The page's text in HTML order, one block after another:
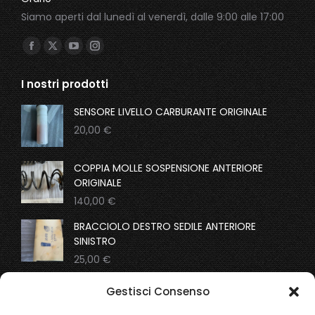
Gestisci Consenso
Siamo aperti dal lunedì al venerdì, dalle 9:00 alle 17:00
Ci puoi trovare su:
Facebook
page
opens
in
new
window
X
page
opens
in
new
window
YouTube
page
opens
in
new
window
Instagram
page
opens
in
new
window
I nostri prodotti
SENSORE LIVELLO CARBURANTE ORIGINALE
20,00€
COPPIA MOLLE SOSPENSIONE ANTERIORE
ORIGINALE
140,00€
BRACCIOLO DESTRO SEDILE ANTERIORE
SINISTRO
25,00€
COPPIA MOLLE SOSPENSIONI ANTERIORI
ORIGINALI